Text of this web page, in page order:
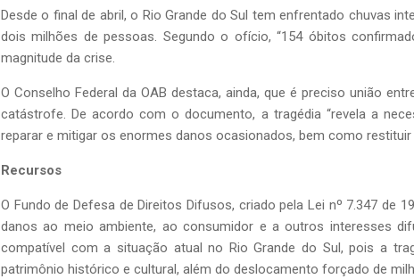
Desde o final de abril, o Rio Grande do Sul tem enfrentado chuvas
dois milhões de pessoas. Segundo o ofício, “154 óbitos
magnitude da crise.
O Conselho Federal da OAB destaca, ainda, que é preciso união
catástrofe. De acordo com o documento, a tragédia “revela a
reparar e mitigar os enormes danos ocasionados, bem como
Recursos
O Fundo de Defesa de Direitos Difusos, criado pela Lei nº 7.347 de
danos ao meio ambiente, ao consumidor e a outros interesses
compatível com a situação atual no Rio Grande do Sul, pois a
patrimônio histórico e cultural, além do deslocamento forçado de